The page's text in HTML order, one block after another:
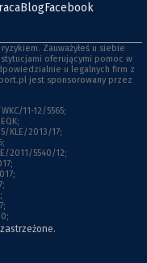
BlogFacebook
Zauważyłeś u siebie
oferującymi pomoc w
u legalnych firm z
jest sponsorowany przez
11-12/5565;
KLE/2013/17;
2011/5540/12;